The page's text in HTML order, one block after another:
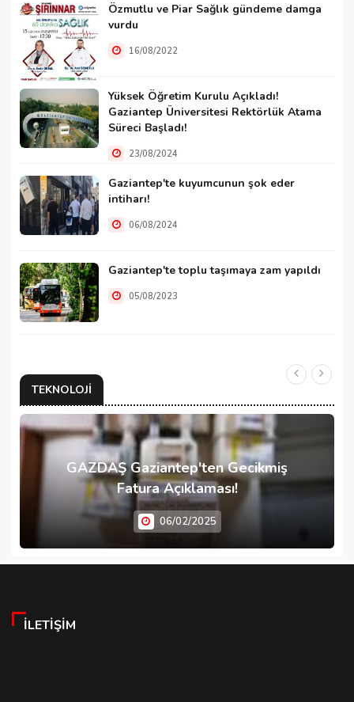
Özmutlu ve Piar Sağlık gündeme damga
vurdu
16/08/2022
Yüksek Öğretim Kurulu Açıkladı!
Gaziantep Üniversitesi Rektörlük Atama
Süreci Başladı!
23/08/2024
Gaziantep'te kuyumcunun şok eder
intiharı!
06/08/2024
Gaziantep'te toplu taşımaya zam yapıldı
05/08/2023
TEKNOLOJI
GAZDAŞ Gaziantep'ten Gecikmiş
Fatura Açıklaması!
06/02/2025
İLETIŞIM